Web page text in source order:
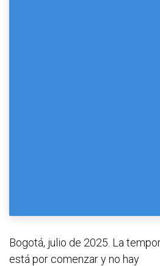
Bogotá, julio de 2025. La
está por comenzar y no hay